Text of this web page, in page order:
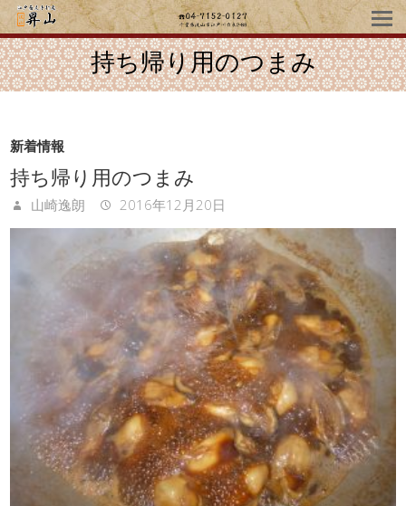
持ち帰り用のつまみ
新着情報
持ち帰り用のつまみ
山崎逸朗 2016年12月20日